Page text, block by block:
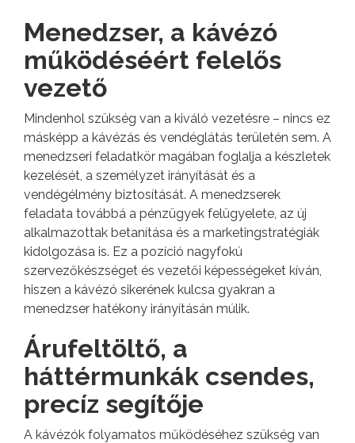
Menedzser, a kávézó
működéséért felelős
vezető
Mindenhol szükség van a kiváló vezetésre – nincs ez
másképp a kávézás és vendéglátás területén sem. A
menedzseri feladatkör magában foglalja a készletek
kezelését, a személyzet irányítását és a
vendégélmény biztosítását. A menedzserek
feladata továbbá a pénzügyek felügyelete, az új
alkalmazottak betanítása és a marketingstratégiák
kidolgozása is. Ez a pozíció nagyfokú
szervezőkészséget és vezetői képességeket kíván,
hiszen a kávézó sikerének kulcsa gyakran a
menedzser hatékony irányításán múlik.
Árufeltöltő, a
háttérmunkák csendes,
precíz segítője
A kávézók folyamatos működéséhez szükség van